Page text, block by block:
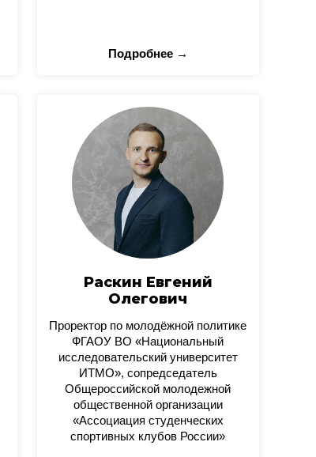
Подробнее →
Раскин Евгений
Олегович
Проректор по молодёжной политике
ФГАОУ ВО «Национальный
исследовательский университет
ИТМО», сопредседатель
Общероссийской молодежной
общественной организации
«Ассоциация студенческих
спортивных клубов России»